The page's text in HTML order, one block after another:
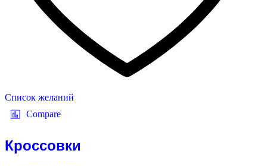
Список желаний
Compare
Кроссовки